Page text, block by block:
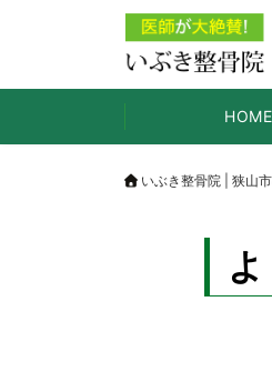
HOME
いぶき整骨院 | 狭山